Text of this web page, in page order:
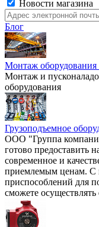
Новости магазина
Блог
Монтаж оборудования
Монтаж и
оборудования
Грузоподъемное
ООО "Группа
готово предоставить
современное и
приемлемым ценам. С
приспособлений для
сможете